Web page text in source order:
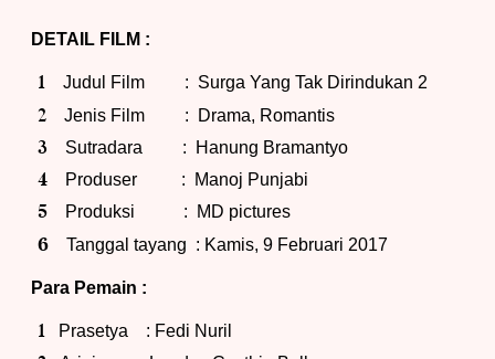
DETAIL FILM :
Judul Film : Surga Yang Tak Dirindukan 2
Jenis Film : Drama, Romantis
Sutradara : Hanung Bramantyo
Produser : Manoj Punjabi
Produksi : MD pictures
Tanggal tayang : Kamis, 9 Februari 2017
Para Pemain :
Prasetya : Fedi Nuril